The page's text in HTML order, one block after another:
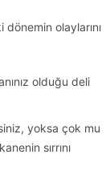
olaylarını
olduğu deli
yoksa çok mu
sırrını